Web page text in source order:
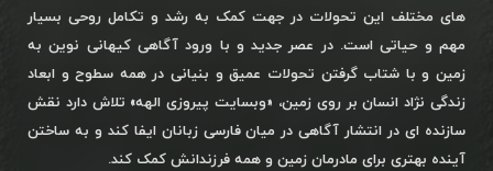
های مختلف این تحولات در جهت کمک به رشد و تکامل روحی بسیار
مهم و حیاتی است. در عصر جدید و با ورود آگاهی کیهانی نوین به
زمین و با شتاب گرفتن تحولات عمیق و بنیانی در همه سطوح و ابعاد
زندگی نژاد انسان بر روی زمین، «وبسایت پیروزی الهه» تلاش دارد نقش
سازنده ای در انتشار آگاهی در میان فارسی زبانان ایفا کند و به ساختن
آینده بهتری برای مادرمان زمین و همه فرزندانش کمک کند.